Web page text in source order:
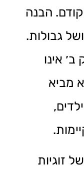
קודם. הבנה
גבולות.
אינו
מביא
זוגיות